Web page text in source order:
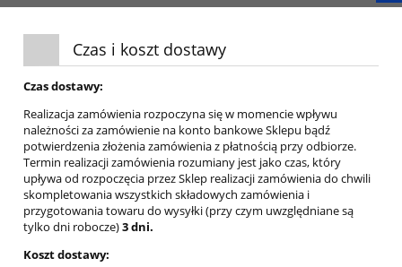
Czas i koszt dostawy
Czas dostawy:
Realizacja zamówienia rozpoczyna się w momencie wpływu
należności za zamówienie na konto bankowe Sklepu bądź
potwierdzenia złożenia zamówienia z płatnością przy odbiorze.
Termin realizacji zamówienia rozumiany jest jako czas, który
upływa od rozpoczęcia przez Sklep realizacji zamówienia do chwili
skompletowania wszystkich składowych zamówienia i
przygotowania towaru do wysyłki (przy czym uwzględniane są
tylko dni robocze)3 dni.
Koszt dostawy: